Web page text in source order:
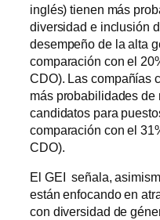
inglés) tienen más
diversidad e inclusión
desempeño de la alta
comparación con el
CDO). Las compañías
más probabilidades de
candidatos para
comparación con el
CDO).
El GEI señala,
están enfocando en
con diversidad de